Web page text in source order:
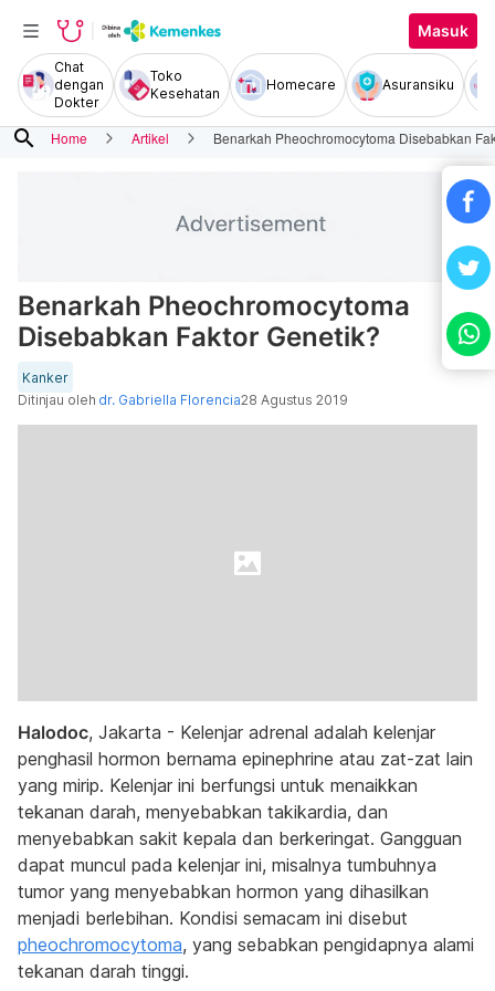
Masuk
Chat
dengan
Dokter
Toko
Kesehatan
Homecare Asuransiku
search Home Artikel Benarkah Pheochromocytoma Disebabkan
Benarkah Pheochromocytoma
Disebabkan Faktor Genetik?
Kanker
Ditinjau oleh dr. Gabriella Florencia28 Agustus 2019
Halodoc, Jakarta - Kelenjar adrenal adalah kelenjar
penghasil hormon bernama epinephrine atau zat-zat lain
yang mirip. Kelenjar ini berfungsi untuk menaikkan
tekanan darah, menyebabkan takikardia, dan
menyebabkan sakit kepala dan berkeringat. Gangguan
dapat muncul pada kelenjar ini, misalnya tumbuhnya
tumor yang menyebabkan hormon yang dihasilkan
menjadi berlebihan. Kondisi semacam ini disebut
pheochromocytoma, yang sebabkan pengidapnya alami
tekanan darah tinggi.